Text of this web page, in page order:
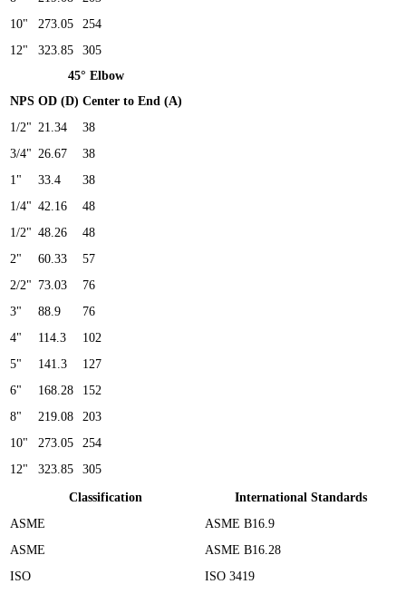
10"
273.05
254
12"
323.85
305
45° Elbow
NPS OD (D) Center to End (A)
1/2" 21.34
38
3/4" 26.67
38
1"
33.4
38
1/4" 42.16
48
1/2" 48.26
48
2"
60.33
57
2/2" 73.03
76
3"
88.9
76
4"
114.3
102
5"
141.3
127
6"
168.28
152
8"
219.08
203
10"
273.05
254
12"
323.85 305
Classification
International Standards
ASME
ASME B16.9
ASME
ASME B16.28
ISO
ISO 3419